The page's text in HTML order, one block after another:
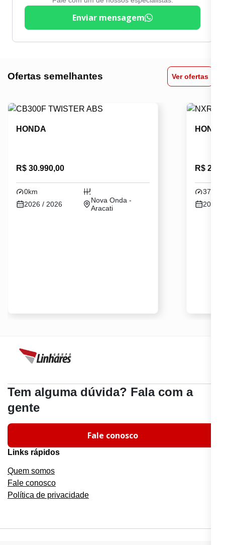
Enviar mensagem
Ofertas semelhantes Ver ofertas
HONDA
R$ 30.990,00
0km
2026 / 2026
Nova Onda -
Aracati
HONDA
R$
2024 /
Tem alguma dúvida? Fala com a
gente
Fale conosco
Links rápidos
Quem somos
Fale conosco
Política de privacidade